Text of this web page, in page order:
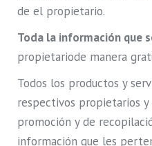
de el propietario.
Toda la información que
propietariode manera
Todos los productos y
respectivos propietarios
promoción y de
información que les